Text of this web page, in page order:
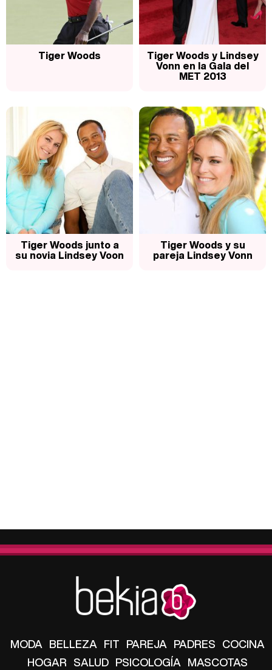
Tiger Woods Tiger Woods y Lindsey
Vonn en la Gala del
MET 2013
Tiger Woods junto a
su novia Lindsey Voon
Tiger Woods y su
pareja Lindsey Vonn
MODA BELLEZA FIT PAREJA PADRES COCINA
HOGAR SALUD PSICOLOGÍA MASCOTAS